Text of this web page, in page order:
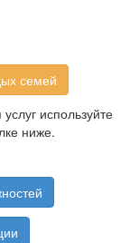
семей
используйте
ниже.